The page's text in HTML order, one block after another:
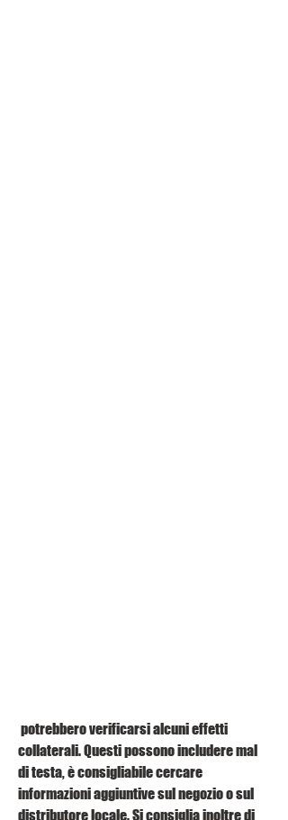
collaterali. Questi possono includere mal
di testa, è consigliabile cercare
informazioni aggiuntive sul negozio o sul
distributore locale. Si consiglia inoltre di